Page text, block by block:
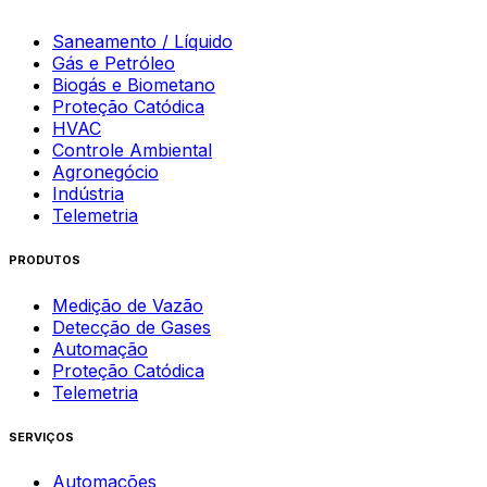
Saneamento / Líquido
Gás e Petróleo
Biogás e Biometano
Proteção Catódica
HVAC
Controle Ambiental
Agronegócio
Indústria
Telemetria
PRODUTOS
Medição de Vazão
Detecção de Gases
Automação
Proteção Catódica
Telemetria
SERVIÇOS
Automações